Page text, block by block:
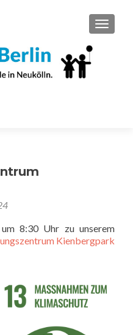
8:30 Uhr zu unserem
Kienbergpark